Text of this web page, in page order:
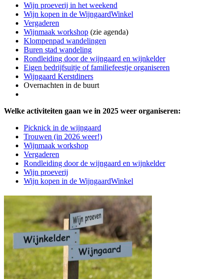
Wijn proeverij in het weekend
Wijn kopen in de WijngaardWinkel
Vergaderen
Wijnmaak workshop (zie agenda)
Klompenpad wandelingen
Buren stad wandeling
Rondleiding door de wijngaard en wijnkelder
Eigen bedrijfsuitje of familiefeestje organiseren
Wijngaard Kerstdiners
Overnachten in de buurt
Welke activiteiten gaan we in 2025 weer organiseren:
Picknick in de wijngaard
Trouwen (in 2026 weer!)
Wijnmaak workshop
Vergaderen
Rondleiding door de wijngaard en wijnkelder
Wijn proeverij
Wijn kopen in de WijngaardWinkel